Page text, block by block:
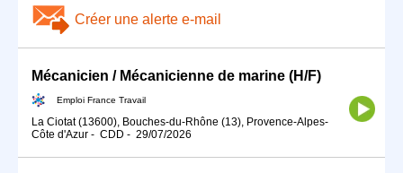
Créer une alerte e-mail
Mécanicien / Mécanicienne de marine (H/F)
Emploi France Travail
La Ciotat (13600), Bouches-du-Rhône (13), Provence-Alpes-
Côte d'Azur - CDD - 29/07/2026